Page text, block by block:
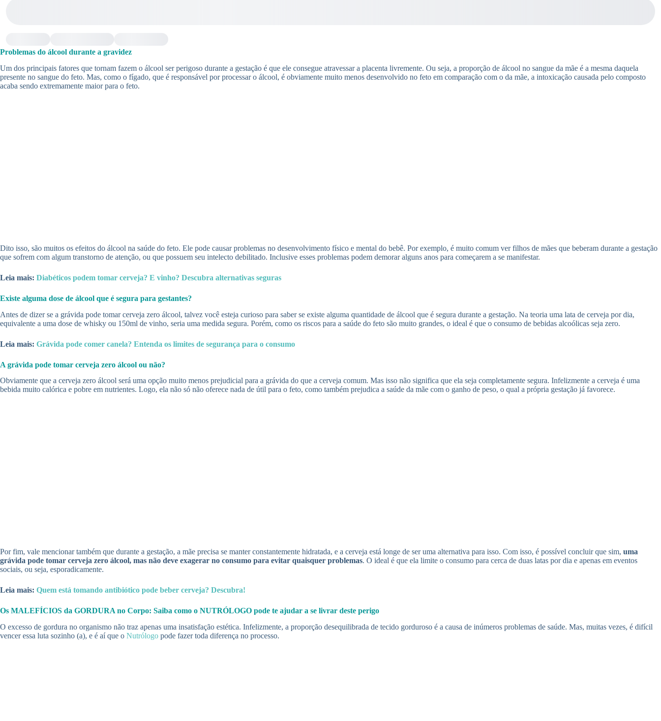
Problemas do álcool durante a gravidez
Um dos principais fatores que tornam fazem o álcool ser perigoso durante a gestação é que ele consegue atravessar a placenta livremente. Ou seja, a proporção de álcool no sangue da mãe é a mesma daquela
presente no sangue do feto. Mas, como o fígado, que é responsável por processar o álcool, é obviamente muito menos desenvolvido no feto em comparação com o da mãe, a intoxicação causada pelo composto
acaba sendo extremamente maior para o feto.
Dito isso, são muitos os efeitos do álcool na saúde do feto. Ele pode causar problemas no desenvolvimento físico e mental do bebê. Por exemplo, é muito comum ver filhos de mães que beberam durante a gestação
que sofrem com algum transtorno de atenção, ou que possuem seu intelecto debilitado. Inclusive esses problemas podem demorar alguns anos para começarem a se manifestar.
Leia mais: Diabéticos podem tomar cerveja? E vinho? Descubra alternativas seguras
Existe alguma dose de álcool que é segura para gestantes?
Antes de dizer se a grávida pode tomar cerveja zero álcool, talvez você esteja curioso para saber se existe alguma quantidade de álcool que é segura durante a gestação. Na teoria uma lata de cerveja por dia,
equivalente a uma dose de whisky ou 150ml de vinho, seria uma medida segura. Porém, como os riscos para a saúde do feto são muito grandes, o ideal é que o consumo de bebidas alcoólicas seja zero.
Leia mais: Grávida pode comer canela? Entenda os limites de segurança para o consumo
A grávida pode tomar cerveja zero álcool ou não?
Obviamente que a cerveja zero álcool será uma opção muito menos prejudicial para a grávida do que a cerveja comum. Mas isso não significa que ela seja completamente segura. Infelizmente a cerveja é uma
bebida muito calórica e pobre em nutrientes. Logo, ela não só não oferece nada de útil para o feto, como também prejudica a saúde da mãe com o ganho de peso, o qual a própria gestação já favorece.
Por fim, vale mencionar também que durante a gestação, a mãe precisa se manter constantemente hidratada, e a cerveja está longe de ser uma alternativa para isso. Com isso, é possível concluir que sim, uma
grávida pode tomar cerveja zero álcool, mas não deve exagerar no consumo para evitar quaisquer problemas. O ideal é que ela limite o consumo para cerca de duas latas por dia e apenas em eventos
sociais, ou seja, esporadicamente.
Leia mais: Quem está tomando antibiótico pode beber cerveja? Descubra!
Os MALEFÍCIOS da GORDURA no Corpo: Saiba como o NUTRÓLOGO pode te ajudar a se livrar deste perigo
O excesso de gordura no organismo não traz apenas uma insatisfação estética. Infelizmente, a proporção desequilibrada de tecido gorduroso é a causa de inúmeros problemas de saúde. Mas, muitas vezes, é difícil
vencer essa luta sozinho (a), e é aí que o Nutrólogo pode fazer toda diferença no processo.